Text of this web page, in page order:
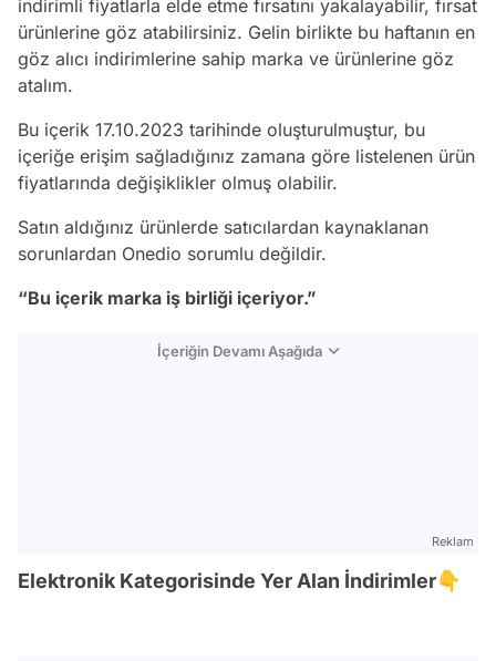
indirimli fiyatlarla elde etme fırsatını yakalayabilir, fırsat
ürünlerine göz atabilirsiniz. Gelin birlikte bu haftanın en
göz alıcı indirimlerine sahip marka ve ürünlerine göz
atalım.
Bu içerik 17.10.2023 tarihinde oluşturulmuştur, bu
içeriğe erişim sağladığınız zamana göre listelenen ürün
fiyatlarında değişiklikler olmuş olabilir.
Satın aldığınız ürünlerde satıcılardan kaynaklanan
sorunlardan Onedio sorumlu değildir.
“Bu içerik marka iş birliği içeriyor.”
İçeriğin Devamı Aşağıda
Reklam
Elektronik Kategorisinde Yer Alan İndirimler👇